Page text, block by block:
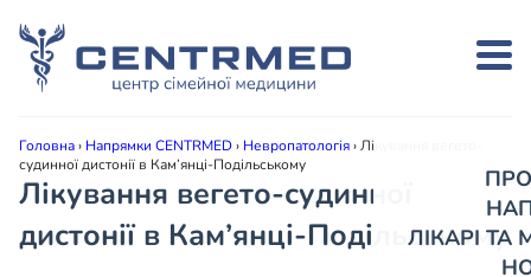
ЛІКАРІ
Головна› Напрямки CENTRMED› Невропатологія›Лікування вегето-
судинної дистонії в Кам’янці-Подільському
Лікування вегето-судинної
дистонії в Кам’янці-Подільському